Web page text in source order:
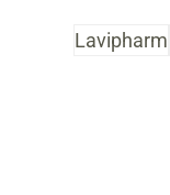
Lavipharm